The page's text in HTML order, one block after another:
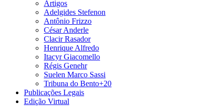
Artigos
Adelgides Stefenon
Antônio Frizzo
César Anderle
Clacir Rasador
Henrique Alfredo
Itacyr Giacomello
Régis Genehr
Suelen Marco Sassi
Tribuna do Bento+20
Publicações Legais
Edição Virtual